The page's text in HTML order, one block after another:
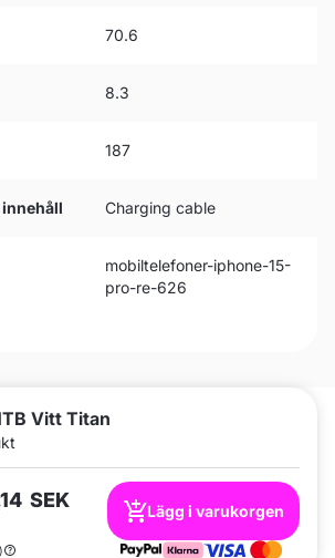
Vitt Titan
SEK Lägg i varukorgen
70.6
8.3
187
Charging cable
mobiltelefoner-iphone-15-
pro-re-626